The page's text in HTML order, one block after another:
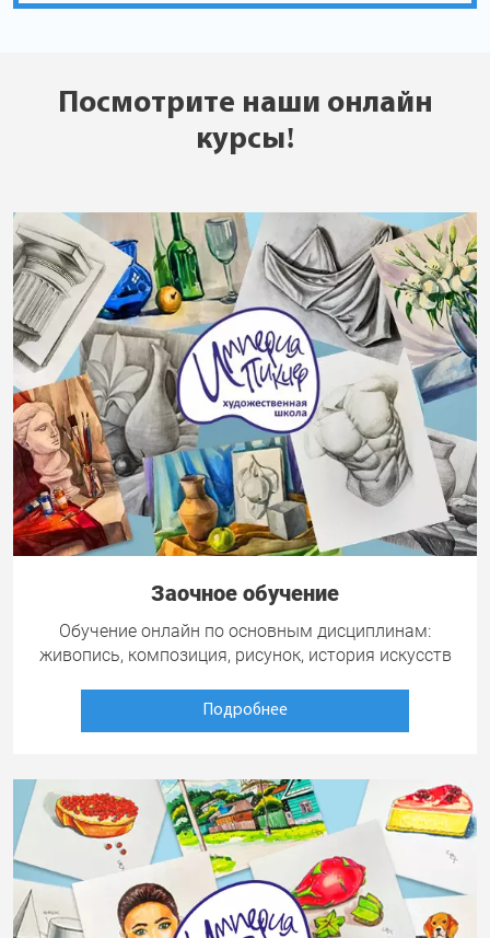
Посмотрите наши онлайн
курсы!
Заочное обучение
Обучение онлайн по основным дисциплинам:
живопись, композиция, рисунок, история искусств
Подробнее